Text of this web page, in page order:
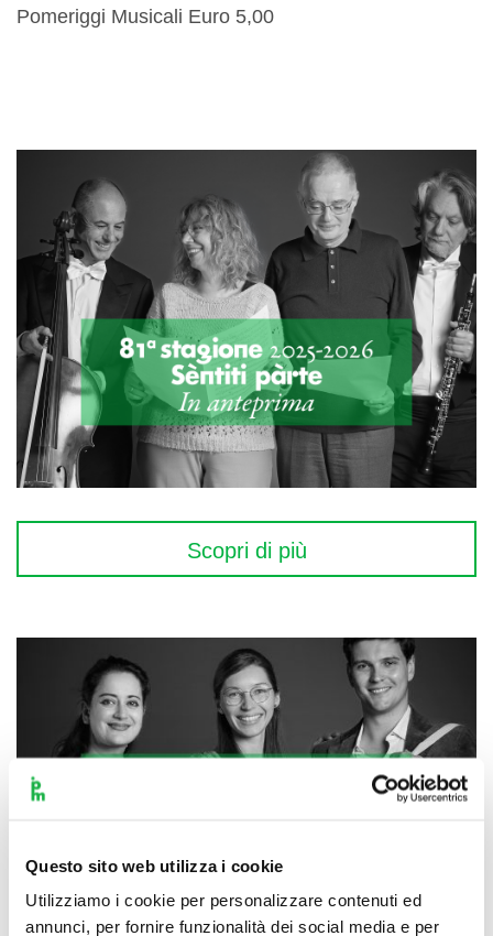
Questo sito web utilizza i cookie
Utilizziamo i cookie per personalizzare contenuti ed
annunci, per fornire funzionalità dei social media e per
Pomeriggi Musicali Euro 5,00
Scopri di più